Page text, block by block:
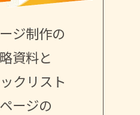
ジ制作の
資料と
クリスト
ージの